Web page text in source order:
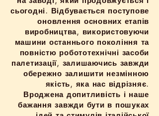
сьогодні. Відбувається поступове
оновлення основних етапів
виробництва, використовуючи
машини останнього покоління та
повністю робототехнічні засоби
палетизації, залишаючись завжди
обережно залишити незмінною
якість, яка нас відрізняє.
Вроджена допитливість і наше
бажання завжди бути в пошуках